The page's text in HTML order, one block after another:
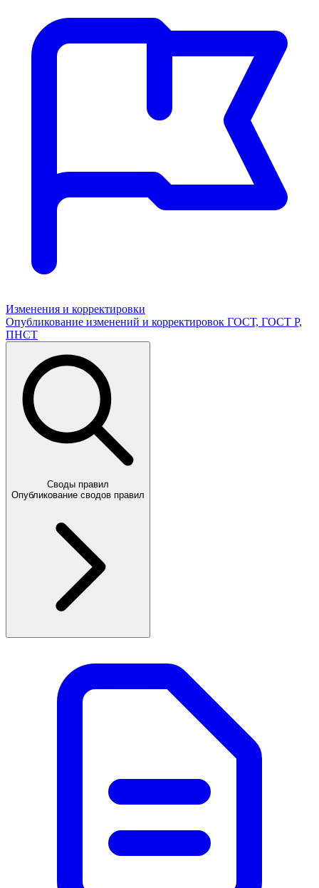
Изменения и корректировки
Опубликование изменений и корректировок ГОСТ, ГОСТ Р,
ПНСТ
Своды правил
Опубликование сводов правил